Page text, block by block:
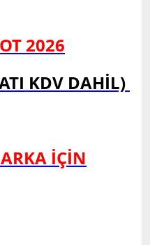
2026
KDV DAHİL)
İÇİN